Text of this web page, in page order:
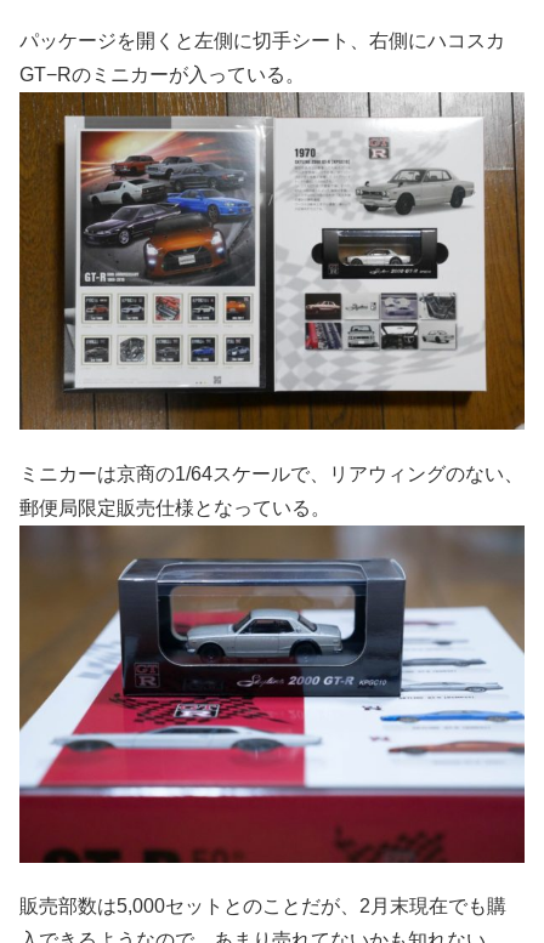
パッケージを開くと左側に切手シート、右側にハコスカ
GT−Rのミニカーが入っている。
ミニカーは京商の1/64スケールで、リアウィングのない、
郵便局限定販売仕様となっている。
販売部数は5,000セットとのことだが、2月末現在でも購